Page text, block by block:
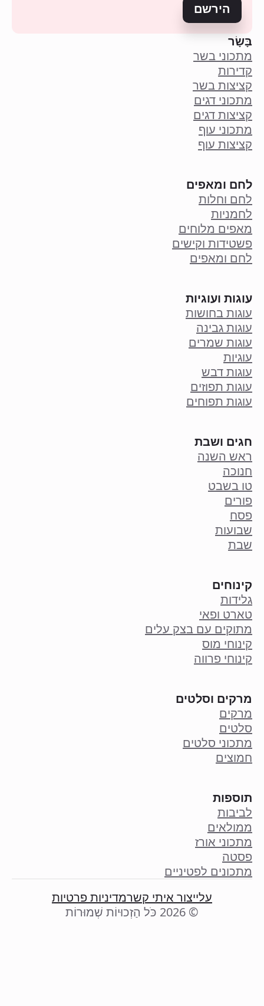
הירשם
בָּשָׂר
מתכוני בשר
קדירות
קציצות בשר
מתכוני דגים
קציצות דגים
מתכוני עוף
קציצות עוף
לחם ומאפים
לחם וחלות
לחמניות
מאפים מלוחים
פשטידות וקישים
לחם ומאפים
עוגות ועוגיות
עוגות בחושות
עוגות גבינה
עוגות שמרים
עוגיות
עוגות דבש
עוגות תפוזים
עוגות תפוחים
חגים ושבת
ראש השנה
חנוכה
טו בשבט
פורים
פסח
שבועות
שבת
קינוחים
גלידות
טארט ופאי
מתוקים עם בצק עלים
קינוחי מוס
קינוחי פרווה
מרקים וסלטים
מרקים
סלטים
מתכוני סלטים
חמוצים
תוספות
לביבות
ממולאים
מתכוני אורז
פסטה
מתכונים לפטיניים
עלייצור איתי קשרמדיניות פרטיות
© 2026 כֹּל הַזְכוּיוֹת שְׁמוּרוֹת